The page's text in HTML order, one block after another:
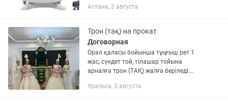
Астана, 3 августа
Трон (тақ) на прокат
Договорная
Орал қаласы бойынша тұңғыш рет 1
жас, сүндет той, тілашар тойына
арналға трон (ТАҚ) жалға беріледі.
келсе қонымды бағада жеткізіп
Уральск, 3 августа